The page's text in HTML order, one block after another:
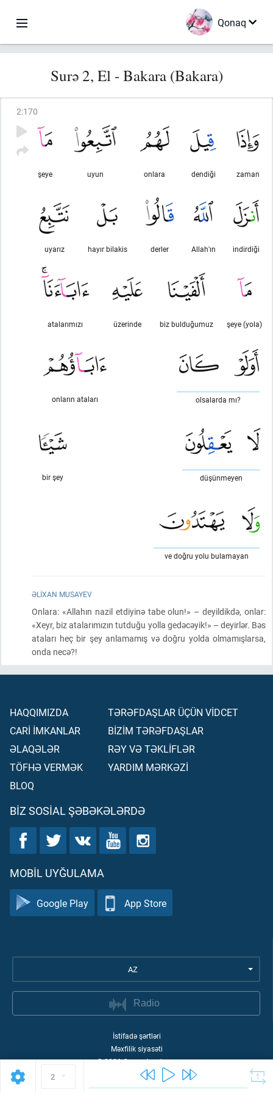
Qonaq
2
Surə 2, El - Bakara (Bakara)
2:170
zaman
dendiği
onlara
uyun
şeye
indirdiği
Allah'ın
derler
hayır bilakis
uyarız
şeye (yola)
biz bulduğumuz
üzerinde
atalarımızı
olsalarda mı?
onların ataları
düşünmeyen
bir şey
ve doğru yolu bulamayan
ƏLIXAN MUSAYEV
Onlara: «Allahın nazil etdiyinə tabe olun!» – deyildikdə, onlar:
«Xeyr, biz atalarımızın tutduğu yolla gedəcəyik!» – deyirlər. Bəs
ataları heç bir şey anlamamış və doğru yolda olmamışlarsa,
onda necə?!
HAQQIMIZDA
CARİ İMKANLAR
ƏLAQƏLƏR
TÖFHƏ VERMƏK
BLOQ
TƏRƏFDAŞLAR ÜÇÜN VİDCET
BİZİM TƏRƏFDAŞLAR
RƏY VƏ TƏKLİFLƏR
YARDIM MƏRKƏZİ
BIZ SOSIAL ŞƏBƏKƏLƏRDƏ
MOBIL UYĞULAMA
Google Play App Store
AZ
Radio
İstifadə şərtləri
Məxfilik siyasəti
©2026Quran Academy